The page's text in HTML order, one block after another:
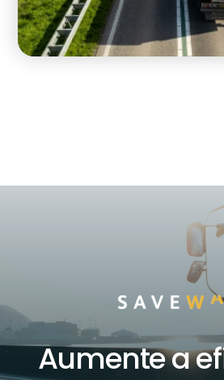
Aumente a